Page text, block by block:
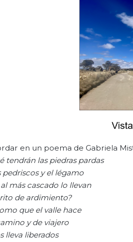
en un poema de Gabriela
tendrán las piedras pardas
pedriscos y el légamo
más cascado lo llevan
de ardimiento?
que el valle hace
y de viajero
lleva liberados